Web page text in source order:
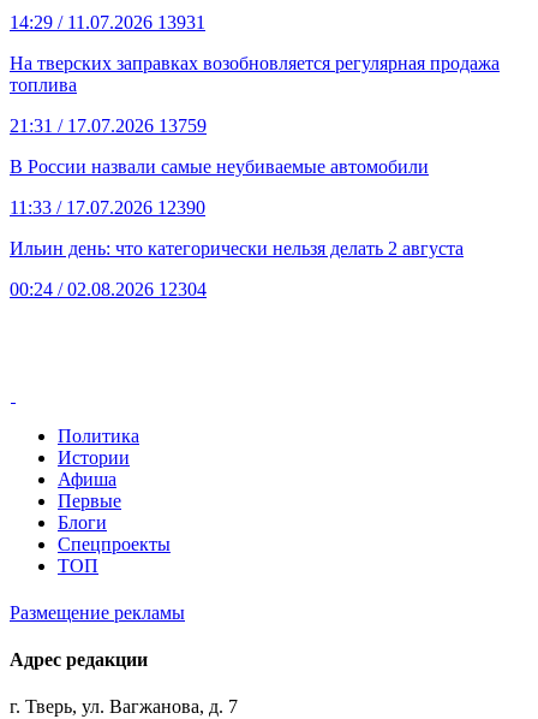
14:29 / 11.07.2026 13931
На тверских заправках возобновляется регулярная продажа
топлива
21:31 / 17.07.2026 13759
В России назвали самые неубиваемые автомобили
11:33 / 17.07.2026 12390
Ильин день: что категорически нельзя делать 2 августа
00:24 / 02.08.2026 12304
Политика
Истории
Афиша
Первые
Блоги
Спецпроекты
ТОП
Размещение рекламы
Адрес редакции
г. Тверь, ул. Вагжанова, д. 7